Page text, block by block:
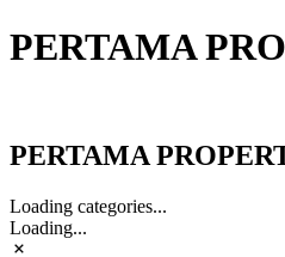
PERTAMA
PERTAMA
Loading categories...
Loading...